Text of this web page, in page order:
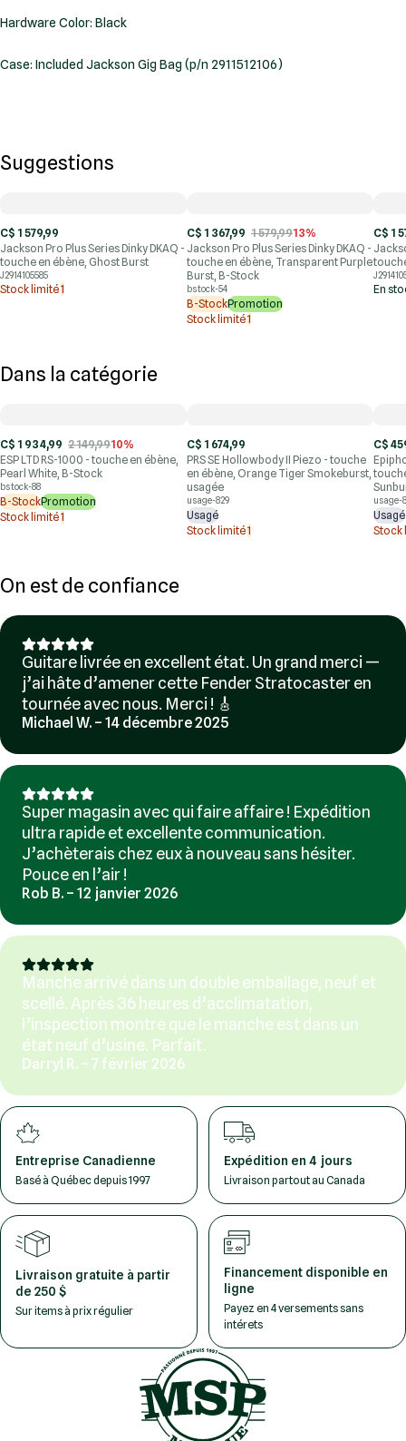
Hardware Color: Black
Case: Included Jackson Gig Bag (p/n 2911512106)
Suggestions
C$ 1 579,99
Jackson Pro Plus Series Dinky DKAQ -
touche en ébène, Ghost Burst
J2914105585
Stock limité1
C$ 1 367,99 1 579,9913%
Jackson Pro Plus Series Dinky DKAQ -
touche en ébène, Transparent Purple
Burst, B-Stock
bstock-54
B-StockPromotion
Stock limité1
C$ 1
En
Dans la catégorie
C$ 1 934,99 2 149,9910%
ESP LTD RS-1000 - touche en ébène,
Pearl White, B-Stock
bstock-88
B-StockPromotion
Stock limité1
C$ 1 674,99
PRS SE Hollowbody II Piezo - touche
en ébène, Orange Tiger Smokeburst,
usagée
usage-829
Usagé
Stock limité1
C$
usage-
Usagé
Stock
On est de confiance
Guitare livrée en excellent état. Un grand merci —
j’ai hâte d’amener cette Fender Stratocaster en
tournée avec nous. Merci ! 🎸
Michael W. – 14 décembre 2025
Super magasin avec qui faire affaire ! Expédition
ultra rapide et excellente communication.
J’achèterais chez eux à nouveau sans hésiter.
Pouce en l’air !
Rob B. – 12 janvier 2026
Manche arrivé dans un double emballage, neuf et
scellé. Après 36 heures d’acclimatation,
l’inspection montre que le manche est dans un
état neuf d’usine. Parfait.
Darryl R. – 7 février 2026
Entreprise Canadienne
Basé à Québec depuis 1997
Expédition en 4 jours
Livraison partout au Canada
Livraison gratuite à partir
de 250 $
Sur items à prix régulier
Financement disponible en
ligne
Payez en 4 versements sans
intérets